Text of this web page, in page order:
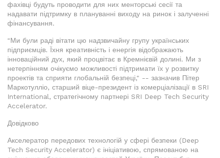
фахівці будуть проводити для них менторські сесії та
надавати підтримку в плануванні виходу на ринок і залученні
фінансування.
"Ми були раді вітати цю надзвичайну групу українських
підприємців. Їхня креативність і енергія відображають
інноваційний дух, який процвітає в Кремнієвій долині. Ми з
нетерпінням очікуємо можливості підтримати їх у розвитку
проектів та сприяти глобальній безпеці," -- зазначив Пітер
Маркотулліо, старший віце-президент із комерціалізації в SRI
International, стратегічному партнері SRI Deep Tech Security
Accelerator.
Довідково
Акселератор передових технологій у сфері безпеки (Deep
Tech Security Accelerator) є ініціативою, спрямованою на